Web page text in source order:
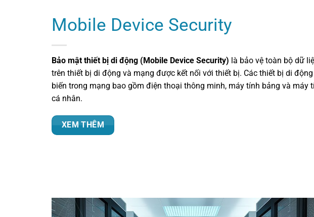
Mobile Device Security
Bảo mật thiết bị di động (Mobile Device Security) là bảo vệ toàn bộ dữ
trên thiết bị di động và mạng được kết nối với thiết bị. Các thiết bị di
biến trong mạng bao gồm điện thoại thông minh, máy tính bảng và máy
cá nhân.
XEM THÊM